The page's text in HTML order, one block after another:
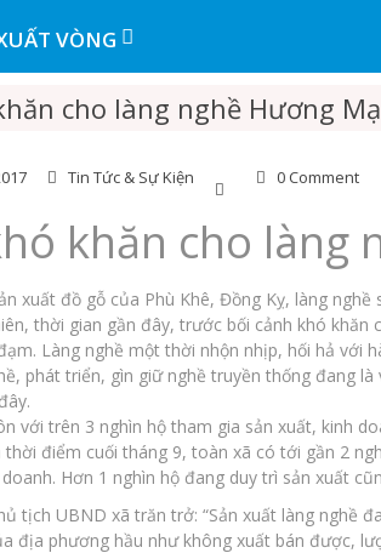
VÒNG
cho làng nghề Hương
Tin Tức & Sự Kiện 0 Comment
khăn cho làng
xuất đồ gỗ của Phù Khê, Đồng Kỵ, làng
thời gian gần đây, trước bối cảnh khó
Làng nghề một thời nhộn nhịp, hối hả với
phát triển, gìn giữ nghề truyền thống đang
với trên 3 nghìn hộ tham gia sản xuất, kinh
thời điểm cuối tháng 9, toàn xã có tới gần 2
Hơn 1 nghìn hộ đang duy trì sản xuất
tịch UBND xã trăn trở: “Sản xuất làng nghề
địa phương hầu như không xuất bán được,